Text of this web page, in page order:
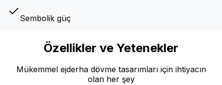
Sembolik güç
Özellikler ve Yetenekler
Mükemmel ejderha dövme tasarımları için ihtiyacın
olan her şey